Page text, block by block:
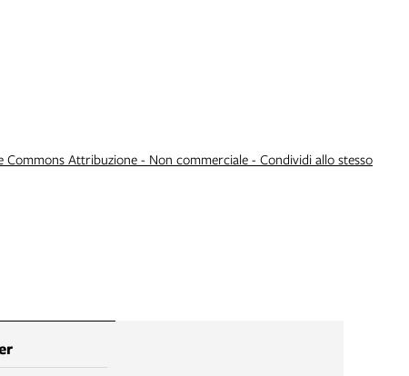
Commons Attribuzione - Non commerciale - Condividi allo stesso